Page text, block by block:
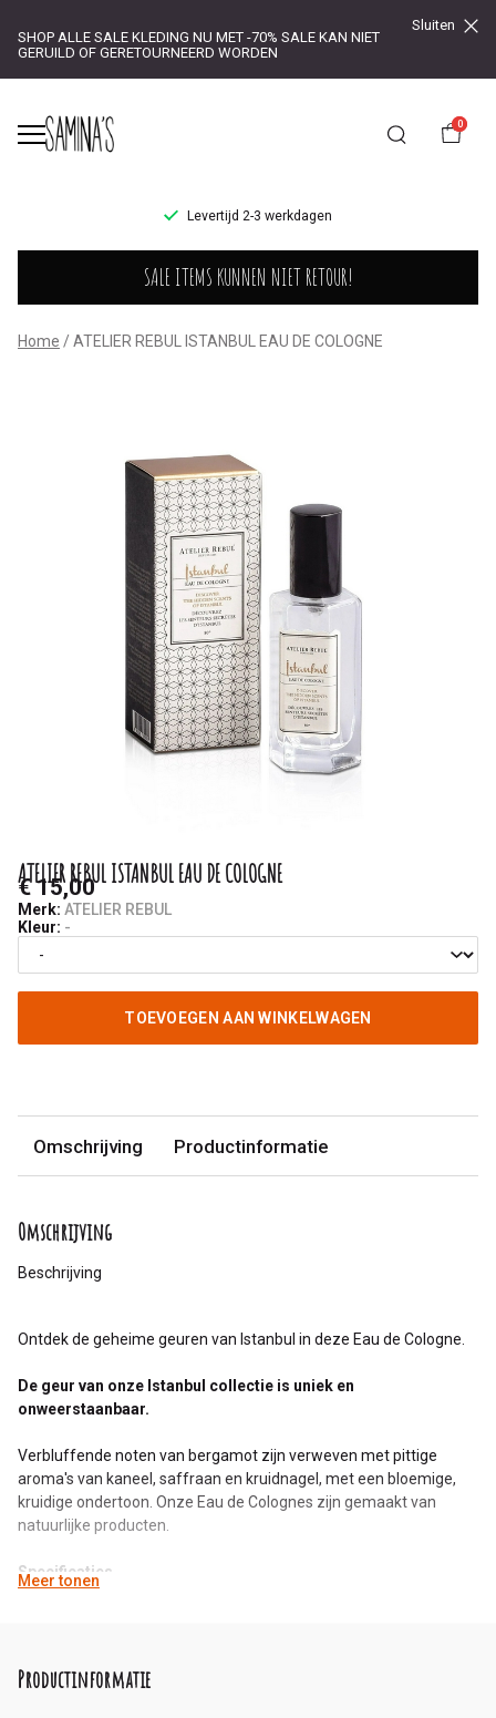
SHOP ALLE SALE KLEDING NU MET -70% SALE KAN NIET
GERUILD OF GERETOURNEERD WORDEN
Sluiten
0
Levertijd 2-3 werkdagen
ISTANBUL
EAU
DE
SALE ITEMS KUNNEN NIET RETOUR!
Home ATELIER REBUL ISTANBUL EAU DE COLOGNE
ATELIER REBUL ISTANBUL EAU DE COLOGNE
€ 15,00
Merk: ATELIER REBUL
Kleur: -
TOEVOEGEN AAN WINKELWAGEN
Omschrijving Productinformatie
Omschrijving
Beschrijving
Ontdek de geheime geuren van Istanbul in deze Eau de Cologne.
De geur van onze Istanbul collectie is uniek en
onweerstaanbaar.
Verbluffende noten van bergamot zijn verweven met pittige
aroma's van kaneel, saffraan en kruidnagel, met een bloemige,
kruidige ondertoon. Onze Eau de Colognes zijn gemaakt van
natuurlijke producten.
Specificaties
Desinfecterend
Meer tonen
Productinformatie